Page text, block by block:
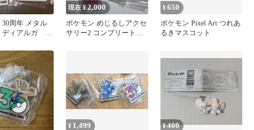
30周年 メタル
ディアルガ ガ
現在 ¥2,000
ポケモン めじるしアクセ
サリー2 コンプリートセ
¥650
ポケモン Pixel Art つれあ
るきマスコット
¥ 1,499 ¥400